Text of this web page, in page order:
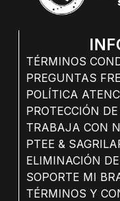
TÉRMINOS
PREGUNTAS
POLÍTICA
PROTECCIÓN
TRABAJA CON
PTEE &
ELIMINACIÓN
SOPORTE MI
TÉRMINOS Y